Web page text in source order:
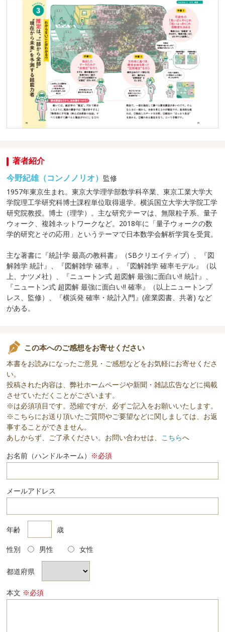
著者紹介
今野紀雄（コンノノリオ） 監修
1957年東京生まれ。東京大学理学部数学科卒業、東京工業大学大
学院理工学研究科博士課程単位取得退学。横浜国立大学大学院工学
研究院教授。博士（理学）。主な研究テーマは、無限粒子系、量子
ウォーク、複雑ネットワークなど。2018年に「量子ウォークの数
学的研究とその応用」というテーマで日本数学会解析学賞を受賞。
主な著書に『統計学 最高の教科書』（SBクリエイティブ）、『図
解雑学 統計』、『図解雑学 確率』、『図解雑学 確率モデル』（以
上、ナツメ社）、『ニュートン式 超図解 最強に面白い!! 統計』、
『ニュートン式 超図解 最強に面白い!! 確率』（以上ニュートンプ
レス、監修）、『横浜発 確率・統計入門』(産業図書、共著) など
がある。
この本へのご感想をお寄せください
本書をお読みになったご意見・ご感想などをお気軽にお寄せくださ
い。
投稿された内容は、弊社ホームページや新聞・雑誌広告などに掲載
させていただくことがございます。
※は必須項目です。恐縮ですが、必ずご記入をお願いいたします。
※こちらにお送り頂いたご質問やご要望などに関しましては、お返
事することができません。
あしからず、ご了承ください。お問い合わせは、 こちらへ
お名前（ハンドルネーム） ※必須
メールアドレス
年齢 歳
性別 男性 女性
都道府県
本文 ※必須